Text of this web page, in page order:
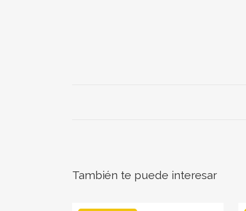
También te puede interesar